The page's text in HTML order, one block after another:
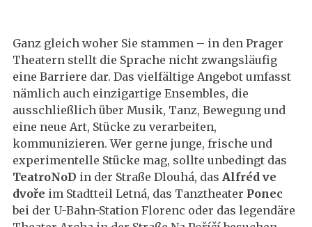
Ganz gleich woher Sie stammen – in den Prager
Theatern stellt die Sprache nicht zwangsläufig
eine Barriere dar. Das vielfältige Angebot umfasst
nämlich auch einzigartige Ensembles, die
ausschließlich über Musik, Tanz, Bewegung und
eine neue Art, Stücke zu verarbeiten,
kommunizieren. Wer gerne junge, frische und
experimentelle Stücke mag, sollte unbedingt das
TeatroNoD in der Straße Dlouhá, das Alfréd ve
dvoře im Stadtteil Letná, das Tanztheater Ponec
bei der U-Bahn-Station Florenc oder das legendäre